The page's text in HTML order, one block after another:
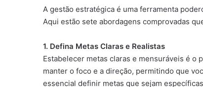
A gestão estratégica é uma ferramenta
Aqui estão sete abordagens comprovadas
1. Defina Metas Claras e Realistas
Estabelecer metas claras e mensuráveis é o
manter o foco e a direção, permitindo que
essencial definir metas que sejam